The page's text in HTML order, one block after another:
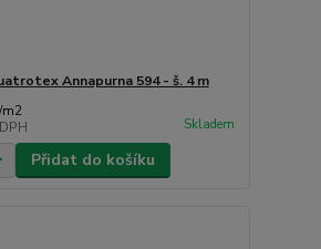
Annapurna 594 - š. 4 m
m2
Skladem
Přidat do košíku